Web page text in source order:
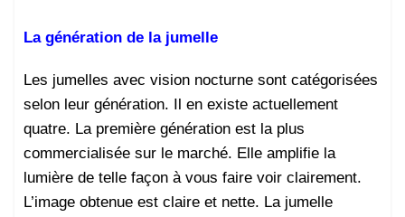
La génération de la jumelle
Les jumelles avec vision nocturne sont catégorisées
selon leur génération. Il en existe actuellement
quatre. La première génération est la plus
commercialisée sur le marché. Elle amplifie la
lumière de telle façon à vous faire voir clairement.
L’image obtenue est claire et nette. La jumelle